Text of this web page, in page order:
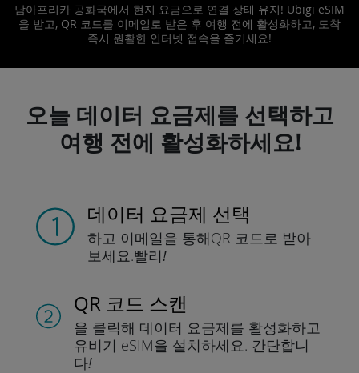
남아프리카 공화국에서 현지 요금으로 연결 상태 유지! Ubigi eSIM
을 받고, QR 코드를 이메일로 받은 후 여행 전에 활성화하고, 도착
즉시 원활한 인터넷 접속을 즐기세요!
오늘 데이터 요금제를 선택하고
여행 전에 활성화하세요!
데이터 요금제 선택
하고 이메일을 통해QR 코드로 받아
보세요.빨리!
QR 코드 스캔
을 클릭해 데이터 요금제를 활성화하고
유비기 eSIM을 설치하세요. 간단합니
다!